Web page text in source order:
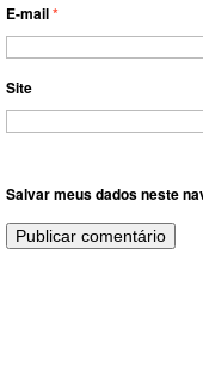
E-mail*
Site
Salvar meus dados neste